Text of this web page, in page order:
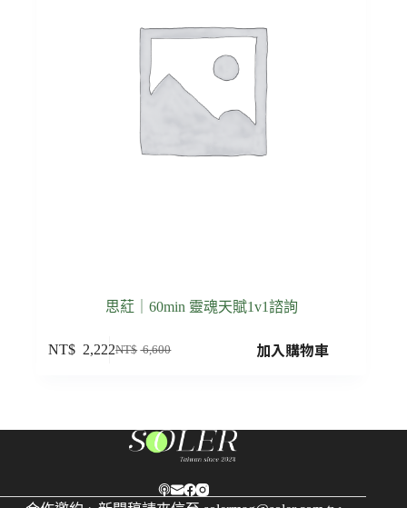
思葒｜60min 靈魂天賦1v1諮詢
NT$ 6,600
NT$ 2,222 加入購物車